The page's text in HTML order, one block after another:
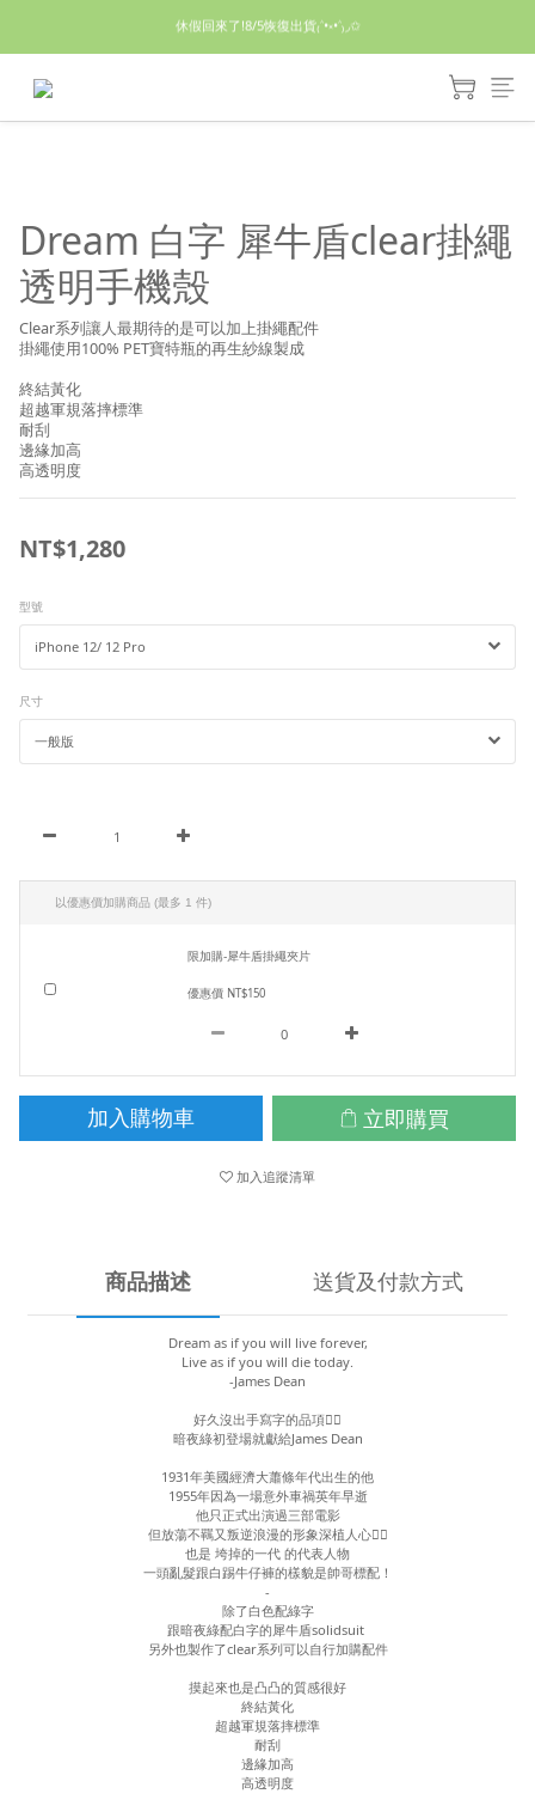
休假回來了!8/5恢復出貨₍˄•༝•˄₎◞✩
休假回來了!8/5恢復出貨₍˄•༝•˄₎◞✩
亮綠澎澎夾棉立體相機包 預購中! 製作有點延遲預計八月中出貨
Dream 白字 犀牛盾clear掛繩
透明手機殼
Clear系列讓人最期待的是可以加上掛繩配件
掛繩使用100% PET寶特瓶的再生紗線製成
終結黃化
超越軍規落摔標準
耐刮
邊緣加高
高透明度
NT$1,280
型號
尺寸
以優惠價加購商品 (最多 1 件)
限加購-犀牛盾掛繩夾片
優惠價 NT$150
加入購物車 立即購買
加入追蹤清單
商品描述 送貨及付款方式
Dream as if you will live forever,
Live as if you will die today.
-James Dean
好久沒出手寫字的品項✍🏻
暗夜綠初登場就獻給James Dean
1931年美國經濟大蕭條年代出生的他
1955年因為一場意外車禍英年早逝
他只正式出演過三部電影
但放蕩不羈又叛逆浪漫的形象深植人心❤️‍🔥
也是 垮掉的一代 的代表人物
一頭亂髮跟白踢牛仔褲的樣貌是帥哥標配！
-
除了白色配綠字
跟暗夜綠配白字的犀牛盾solidsuit
另外也製作了clear系列可以自行加購配件
摸起來也是凸凸的質感很好
終結黃化
超越軍規落摔標準
耐刮
邊緣加高
高透明度